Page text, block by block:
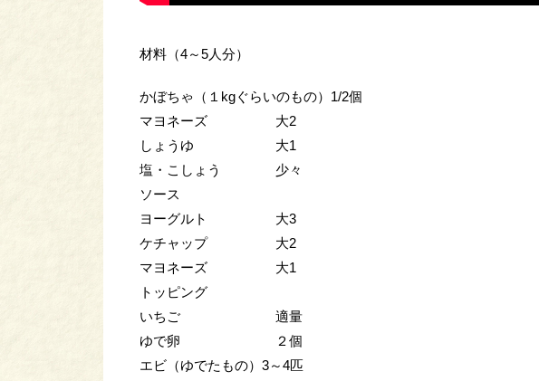
材料（4～5人分）
かぼちゃ（１kgぐらいのもの）1/2個
マヨネーズ 大2
しょうゆ 大1
塩・こしょう 少々
ソース
ヨーグルト 大3
ケチャップ 大2
マヨネーズ 大1
トッピング
いちご 適量
ゆで卵 ２個
エビ（ゆでたもの）3～4匹